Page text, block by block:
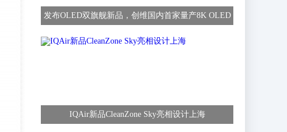
发布OLED双旗舰新品，创维国内首家量产8K OLED
IQAir新品CleanZone Sky亮相设计上海